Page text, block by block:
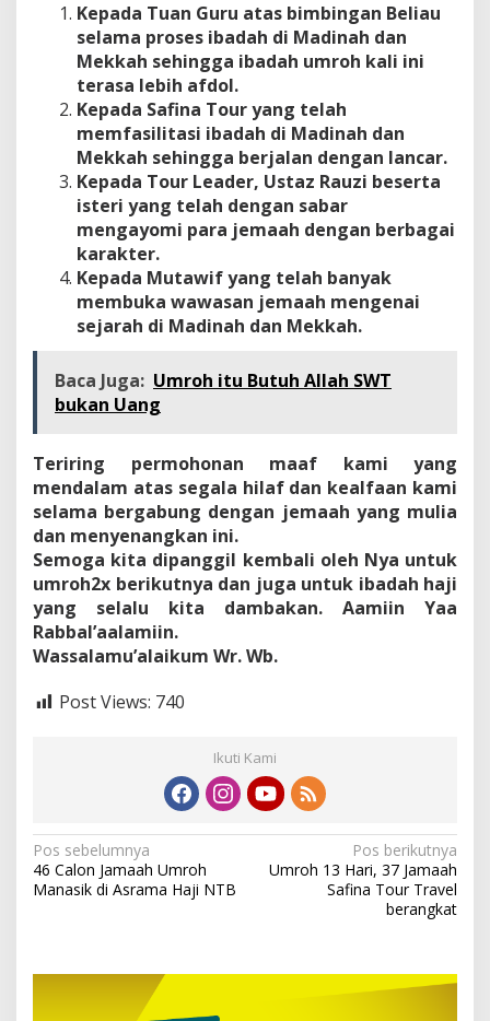
Kepada Tuan Guru atas bimbingan Beliau
selama proses ibadah di Madinah dan
Mekkah sehingga ibadah umroh kali ini
terasa lebih afdol.
Kepada Safina Tour yang telah
memfasilitasi ibadah di Madinah dan
Mekkah sehingga berjalan dengan lancar.
Kepada Tour Leader, Ustaz Rauzi beserta
isteri yang telah dengan sabar
mengayomi para jemaah dengan berbagai
karakter.
Kepada Mutawif yang telah banyak
membuka wawasan jemaah mengenai
sejarah di Madinah dan Mekkah.
Baca Juga: Umroh itu Butuh Allah SWT
bukan Uang
Teriring permohonan maaf kami yang
mendalam atas segala hilaf dan kealfaan kami
selama bergabung dengan jemaah yang mulia
dan menyenangkan ini.
Semoga kita dipanggil kembali oleh Nya untuk
umroh2x berikutnya dan juga untuk ibadah haji
yang selalu kita dambakan. Aamiin Yaa
Rabbal’aalamiin.
Wassalamu’alaikum Wr. Wb.
Post Views: 740
Ikuti Kami
Navigasi
pos
Pos sebelumnya
46 Calon Jamaah Umroh
Manasik di Asrama Haji NTB
Pos berikutnya
Umroh 13 Hari, 37 Jamaah
Safina Tour Travel
berangkat